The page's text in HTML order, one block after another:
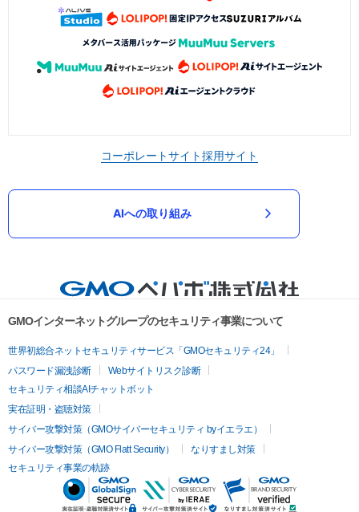
コーポレートサイト採用サイト
AIへの取り組み
GMOインターネットグループのセキュリティ事業について
世界初総合ネットセキュリティサービス「GMOセキュリティ24」
パスワード漏洩診断
Webサイトリスク診断
セキュリティ相談AIチャットボット
実在証明・盗聴対策
サイバー攻撃対策（GMOサイバーセキュリティ byイエラエ）
サイバー攻撃対策（GMO Flatt Security）
なりすまし対策
セキュリティ事業の軌跡